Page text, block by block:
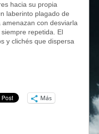
hacia su propia
laberinto plagado de
con desviarla
repetida. El
y clichés que dispersa
Más